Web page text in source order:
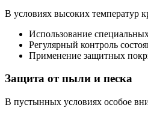
В условиях высоких температур
Использование
Регулярный контроль
Применение защитных
Защита от пыли и песка
В пустынных условиях особое